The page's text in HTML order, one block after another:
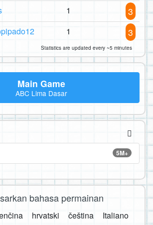
1 3
1 3
Statistics are updated every ~5 minutes
Main Game
ABC Lima Dasar
5M+
bahasa permainan
hrvatski čeština
Italiano